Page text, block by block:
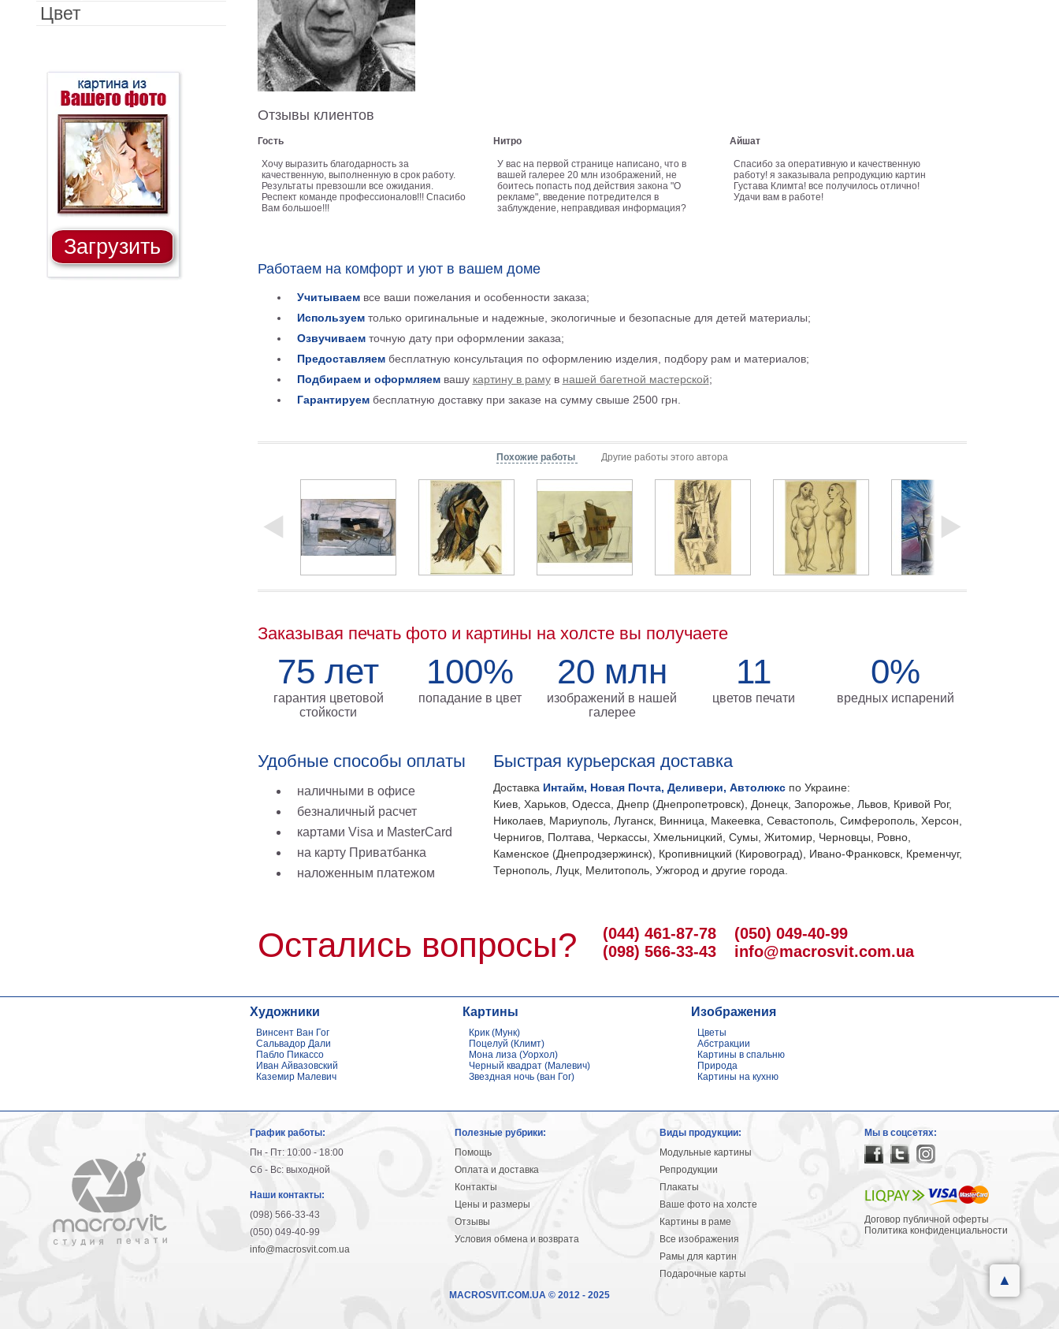
Отзывы клиентов
Гость
Хочу выразить благодарность за
качественную, выполненную в срок работу.
Результаты превзошли все ожидания.
Респект команде профессионалов!!! Спасибо
Вам большое!!!
Нитро
У вас на первой странице написано, что в
вашей галерее 20 млн изображений, не
боитесь попасть под действия закона "О
рекламе", введение потредителся в
заблуждение, неправдивая информация?
Айшат
Спасибо за оперативную и качественную
работу! я заказывала репродукцию картин
Густава Климта! все получилось отлично!
Удачи вам в работе!
Работаем на комфорт и уют в вашем доме
Учитываемвсе ваши пожелания и особенности заказа;
Используемтолько оригинальные и надежные, экологичные и безопасные для детей материалы;
Озвучиваемточную дату при оформлении заказа;
Предоставляембесплатную консультация по оформлению изделия, подбору рам и материалов;
Подбираем и оформляемвашу картину в рамув нашей багетной мастерской;
Гарантируембесплатную доставку при заказе на сумму свыше 2500 грн.
Похожие работы Другие работы этого автора
Заказывая печать фото и картины на холсте вы получаете
75 лет
гарантия цветовой
стойкости
100%
попадание в цвет
20 млн
изображений в нашей
галерее
11
цветов печати
0%
вредных испарений
Удобные способы оплаты
наличными в офисе
безналичный расчет
картами Visa и MasterCard
на карту Приватбанка
наложенным платежом
Быстрая курьерская доставка
Доставка Интайм, Новая Почта, Деливери, Автолюкс по Украине:
Киев, Харьков, Одесса, Днепр (Днепропетровск), Донецк, Запорожье, Львов, Кривой Рог,
Николаев, Мариуполь, Луганск, Винница, Макеевка, Севастополь, Симферополь, Херсон,
Чернигов, Полтава, Черкассы, Хмельницкий, Сумы, Житомир, Черновцы, Ровно,
Каменское (Днепродзержинск), Кропивницкий (Кировоград), Ивано-Франковск, Кременчуг,
Тернополь, Луцк, Мелитополь, Ужгород и другие города.
Остались вопросы?
(044) 461-87-78
(098) 566-33-43
(050) 049-40-99
info@macrosvit.com.ua
Цвет
Загрузить
Художники
Винсент Ван Гог
Сальвадор Дали
Пабло Пикассо
Иван Айвазовский
Каземир Малевич
Картины
Крик (Мунк)
Поцелуй (Климт)
Мона лиза (Уорхол)
Черный квадрат (Малевич)
Звездная ночь (ван Гог)
Изображения
Цветы
Абстракции
Картины в спальню
Природа
Картины на кухню
График работы:
Пн - Пт: 10:00 - 18:00
Сб - Вс: выходной
Наши контакты:
(098) 566-33-43
(050) 049-40-99
info@macrosvit.com.ua
Полезные рубрики:
Помощь
Оплата и доставка
Контакты
Цены и размеры
Отзывы
Условия обмена и возврата
Виды продукции:
Модульные картины
Репродукции
Плакаты
Ваше фото на холсте
Картины в раме
Все изображения
Рамы для картин
Подарочные карты
Мы в соцсетях:
Договор публичной оферты
Политика конфиденциальности
MACROSVIT.COM.UA © 2012 - 2025
▲